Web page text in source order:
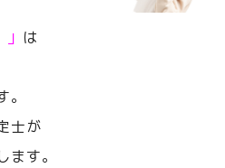
は
士が
す。